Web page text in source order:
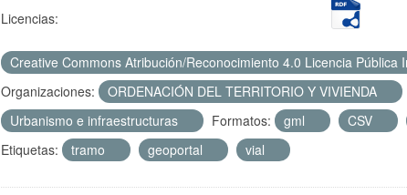
Licencias:
Creative Commons Atribución/Reconocimiento 4.0 Licencia
Organizaciones:
ORDENACIÓN DEL TERRITORIO Y VIVIENDA
Urbanismo e infraestructuras
Formatos: gml
CSV
Etiquetas:
tramo geoportal vial